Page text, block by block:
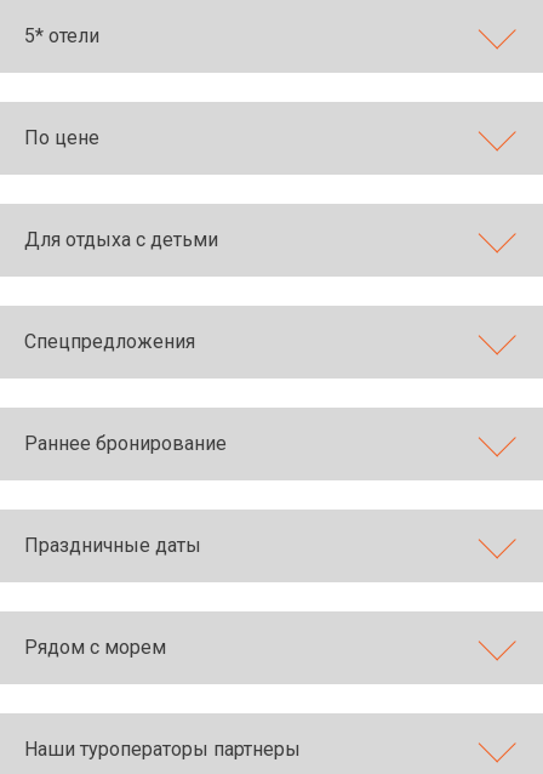
5* отели
По цене
Для отдыха с детьми
Спецпредложения
Раннее бронирование
Праздничные даты
Рядом с морем
Наши туроператоры партнеры